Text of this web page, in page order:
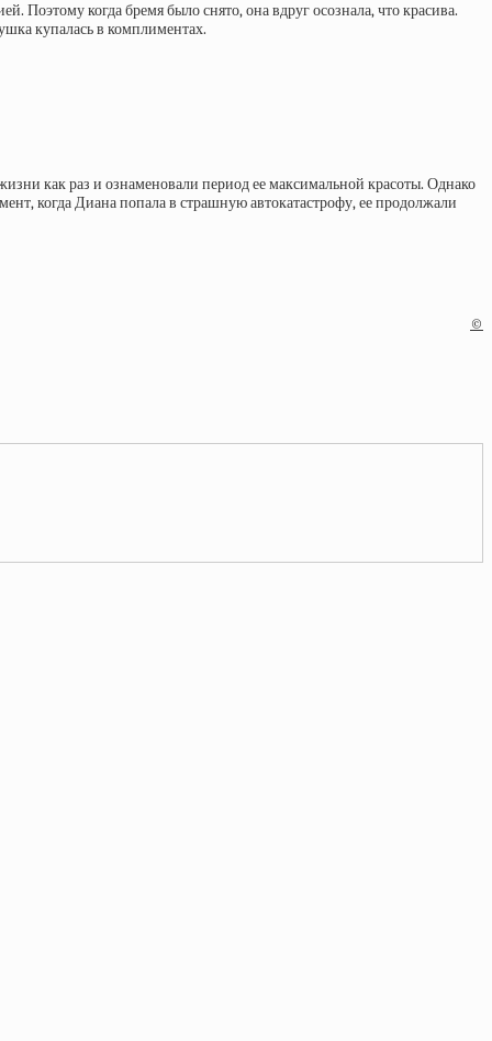
Поэтому когда бремя было снято, она вдруг осознала, что красива.
купалась в комплиментах.
как раз и ознаменовали период ее максимальной красоты. Однако
когда Диана попала в страшную автокатастрофу, ее продолжали
©